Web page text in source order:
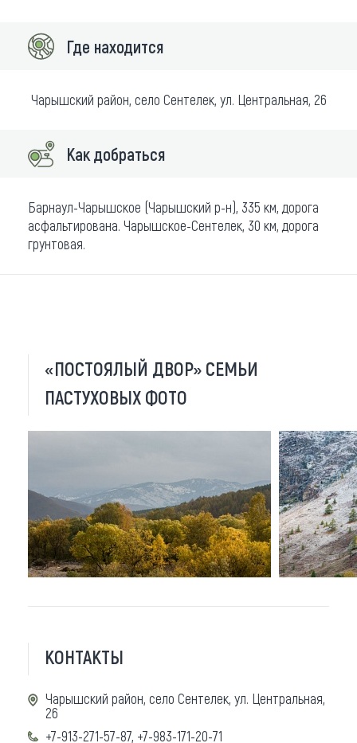
Где находится
Чарышский район, село Сентелек, ул. Центральная, 26
Как добраться
Барнаул-Чарышское (Чарышский р-н), 335 км, дорога
асфальтирована. Чарышское-Сентелек, 30 км, дорога
грунтовая.
«ПОСТОЯЛЫЙ ДВОР» СЕМЬИ
ПАСТУХОВЫХ ФОТО
КОНТАКТЫ
Чарышский район, село Сентелек, ул. Центральная,
26
+7-913-271-57-87, +7-983-171-20-71